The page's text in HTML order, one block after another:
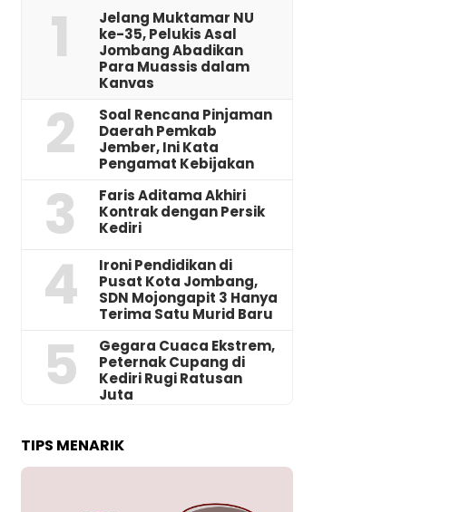
1
Jelang Muktamar NU
ke-35, Pelukis Asal
Jombang Abadikan
Para Muassis dalam
Kanvas
2
‎Soal Rencana Pinjaman
Daerah Pemkab
Jember, Ini Kata
Pengamat Kebijakan ‎
3
Faris Aditama Akhiri
Kontrak dengan Persik
Kediri
4
Ironi Pendidikan di
Pusat Kota Jombang,
SDN Mojongapit 3 Hanya
Terima Satu Murid Baru
5
‎Gegara Cuaca Ekstrem,
Peternak Cupang di
Kediri Rugi Ratusan
Juta
TIPS MENARIK